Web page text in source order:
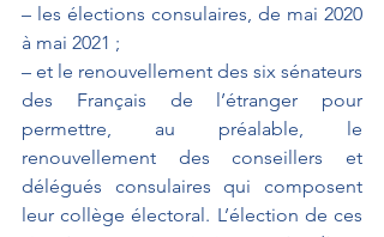
– les élections consulaires, de mai 2020
à mai 2021 ;
– et le renouvellement des six sénateurs
des Français de l’étranger pour
permettre, au préalable, le
renouvellement des conseillers et
délégués consulaires qui composent
leur collège électoral. L’élection de ces